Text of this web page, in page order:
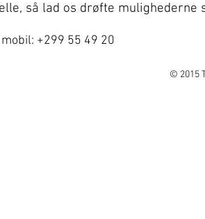
så lad os drøfte mulighederne
| mobil: +299 55 49 20
© 2015